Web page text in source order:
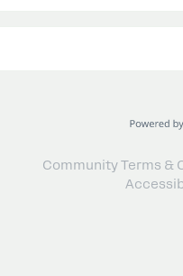
Community Terms &